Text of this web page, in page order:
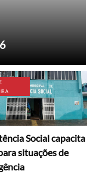
Social capacita
situações de